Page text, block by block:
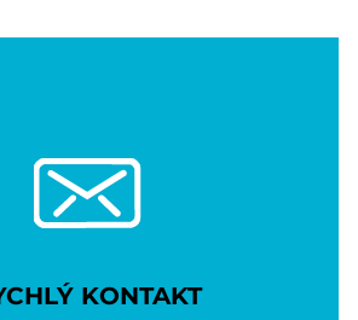
KONTAKT